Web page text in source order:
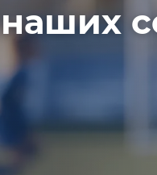
наших